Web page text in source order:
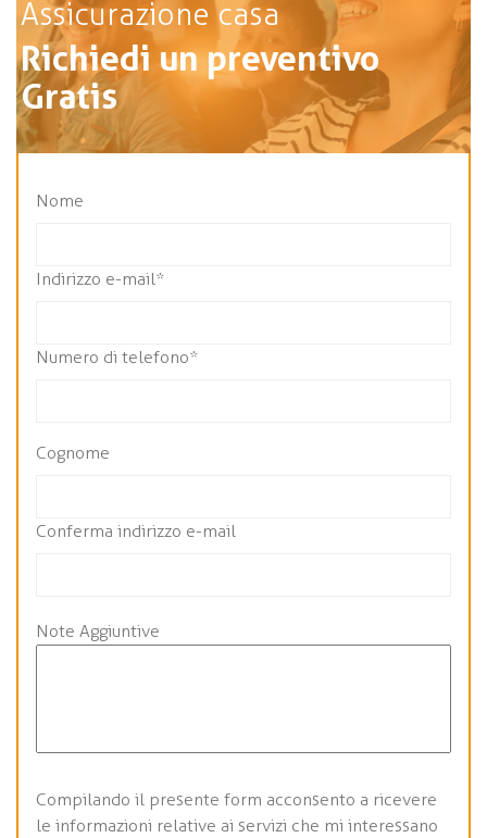
Assicurazione casa
Richiedi un preventivo
Gratis
Nome
Indirizzo e-mail*
Numero di telefono*
Cognome
Conferma indirizzo e-mail
Note Aggiuntive
Compilando il presente form acconsento a ricevere
le informazioni relative ai servizi che mi interessano